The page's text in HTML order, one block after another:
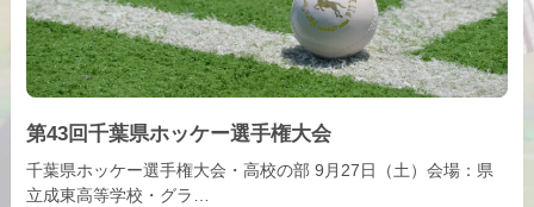
第43回千葉県ホッケー選手権大会
千葉県ホッケー選手権大会・高校の部 9月27日（土）会場：県
立成東高等学校・グラ…